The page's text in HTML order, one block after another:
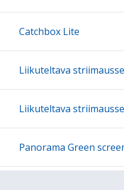
22:00
23:00
Catchbox Lite
Liikuteltava
Liikuteltava
Panorama Green